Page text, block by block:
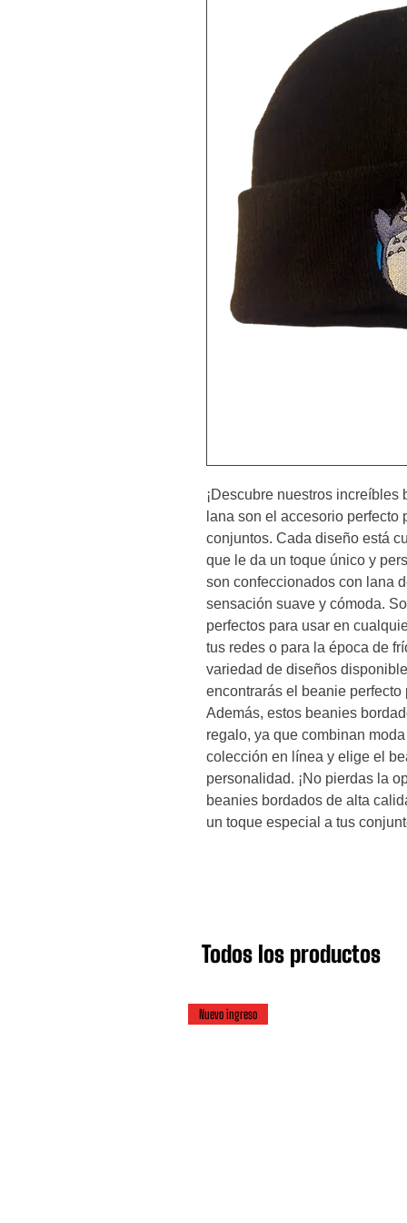
¡Descubre nuestros
lana son el accesorio
conjuntos. Cada diseño está
que le da un toque único y
son confeccionados con lana
sensación suave y cómoda.
perfectos para usar en
tus redes o para la época de
variedad de diseños
encontrarás el beanie
Además, estos beanies
regalo, ya que combinan
colección en línea y elige el
personalidad. ¡No pierdas la
beanies bordados de alta
un toque especial a tus
Todos los productos
Nuevo ingreso